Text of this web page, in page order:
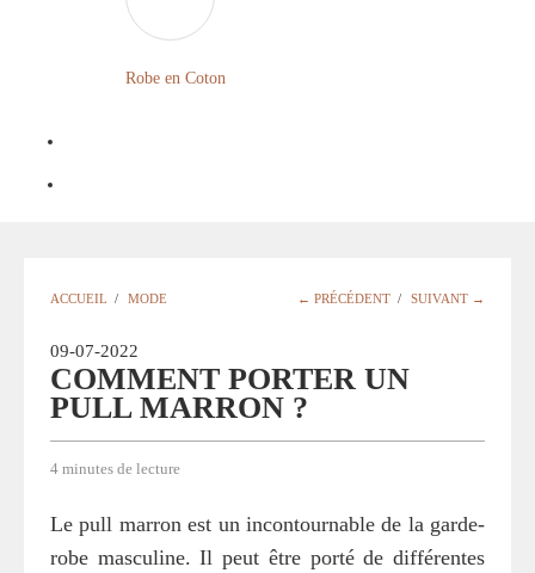
FLEURIE
Blog
?
Robe en Coton
ACCUEIL / MODE ← PRÉCÉDENT / SUIVANT →
09-07-2022
COMMENT PORTER UN
PULL MARRON ?
4 minutes de lecture
Le pull marron est un incontournable de la garde-
robe masculine. Il peut être porté de différentes